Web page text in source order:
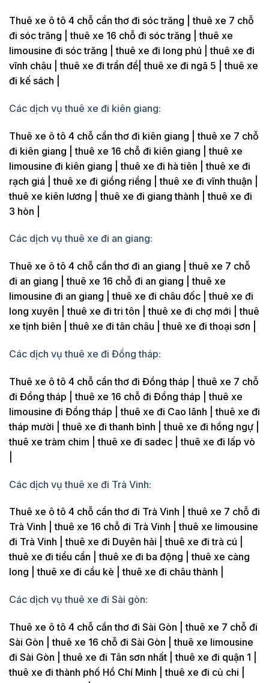
Thuê xe ô tô 4 chỗ cần thơ đi sóc trăng | thuê xe 7 chỗ
đi sóc trăng | thuê xe 16 chỗ đi sóc trăng | thuê xe
limousine đi sóc trăng | thuê xe đi long phú | thuê xe đi
vĩnh châu | thuê xe đi trần đề| thuê xe đi ngã 5 | thuê xe
đi kế sách |
Các dịch vụ thuê xe đi kiên giang:
Thuê xe ô tô 4 chỗ cần thơ đi kiên giang | thuê xe 7 chỗ
đi kiên giang | thuê xe 16 chỗ đi kiên giang | thuê xe
limousine đi kiên giang | thuê xe đi hà tiên | thuê xe đi
rạch giá | thuê xe đi giồng riềng | thuê xe đi vĩnh thuận |
thuê xe kiên lương | thuê xe đi giang thành | thuê xe đi
3 hòn |
Các dịch vụ thuê xe đi an giang:
Thuê xe ô tô 4 chỗ cần thơ đi an giang | thuê xe 7 chỗ
đi an giang | thuê xe 16 chỗ đi an giang | thuê xe
limousine đi an giang | thuê xe đi châu đốc | thuê xe đi
long xuyên | thuê xe đi tri tôn | thuê xe đi chợ mới | thuê
xe tịnh biên | thuê xe đi tân châu | thuê xe đi thoại sơn |
Các dịch vụ thuê xe đi Đồng tháp:
Thuê xe ô tô 4 chỗ cần thơ đi Đồng tháp | thuê xe 7 chỗ
đi Đồng tháp | thuê xe 16 chỗ đi Đồng tháp | thuê xe
limousine đi Đồng tháp | thuê xe đi Cao lãnh | thuê xe đi
tháp mười | thuê xe đi thanh bình | thuê xe đi hồng ngự |
thuê xe tràm chim | thuê xe đi sadec | thuê xe đi lấp vò
Các dịch vụ thuê xe đi Trà Vinh:
Thuê xe ô tô 4 chỗ cần thơ đi Trà Vinh | thuê xe 7 chỗ đi
Trà Vinh | thuê xe 16 chỗ đi Trà Vinh | thuê xe limousine
đi Trà Vinh | thuê xe đi Duyên hải | thuê xe đi trà cú |
thuê xe đi tiểu cần | thuê xe đi ba động | thuê xe càng
long | thuê xe đi cầu kè | thuê xe đi châu thành |
Các dịch vụ thuê xe đi Sài gòn:
Thuê xe ô tô 4 chỗ cần thơ đi Sài Gòn | thuê xe 7 chỗ đi
Sài Gòn | thuê xe 16 chỗ đi Sài Gòn | thuê xe limousine
đi Sài Gòn | thuê xe đi Tân sơn nhất | thuê xe đi quận 1 |
thuê xe đi thành phố Hồ Chí Minh | thuê xe đi củ chi |